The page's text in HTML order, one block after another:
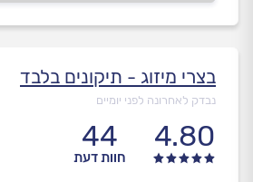
בצרי מיזוג - תיקונים בלבד
נבדק לאחרונה לפני יומיים
4.80
44
חוות דעת